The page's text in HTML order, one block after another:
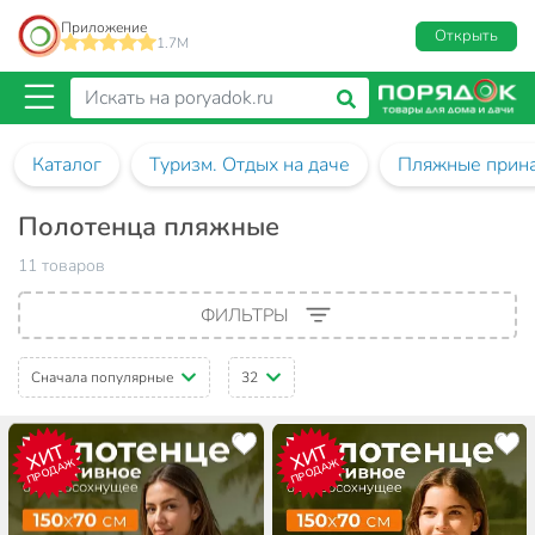
Приложение
1.7M
Открыть
Каталог Туризм. Отдых на даче Пляжные
Полотенца пляжные
11 товаров
ФИЛЬТРЫ
Сначала популярные 32
ХИТ
ПРОДАЖ ХИТ
ПРОДАЖ